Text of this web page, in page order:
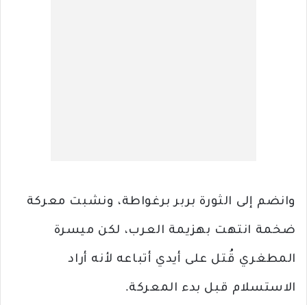
وانضم إلى الثورة بربر برغواطة، ونشبت معركة
ضخمة انتهت بهزيمة العرب، لكن ميسرة
المطغري قُتل على أيدي أتباعه لأنه أراد
الاستسلام قبل بدء المعركة.